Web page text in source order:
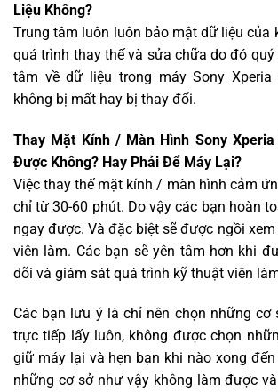
Liệu Không?
Trung tâm luôn luôn bảo mật dữ liệu của
quá trình thay thế và sửa chữa do đó quý
tâm về dữ liệu trong máy Sony
không bị mất hay bị thay đổi.
Thay Mặt Kính / Màn Hình Sony
Được Không? Hay Phải Để Máy Lại?
Việc thay thế mặt kính / màn hình cảm
chỉ từ 30-60 phút. Do vậy các bạn hoàn
ngay được. Và đặc biệt sẽ được ngồi
viên làm. Các bạn sẽ yên tâm hơn khi
dõi và giám sát quá trình kỹ thuật viên
Các bạn lưu ý là chỉ nên chọn những cơ
trực tiếp lấy luôn, không được chọn
giữ máy lại và hẹn bạn khi nào xong đến
những cơ sở như vậy không làm được